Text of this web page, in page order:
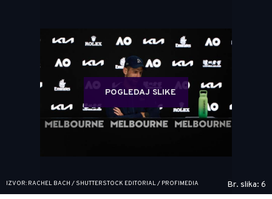
POGLEDAJ SLIKE
IZVOR: RACHEL BACH / SHUTTERSTOCK EDITORIAL / PROFIMEDIA Br. slika: 6